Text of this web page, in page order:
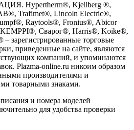
Hypertherm®, Kjellberg ®,
Trafimet®, Lincoln Electric®,
Raytools®, Fronius®, Abicor
Сварог®, Harris®, Koike®,
зарегистрированные торговые
приведенные на сайте, являются
компаний, и упоминаются
Plazma-online.ru никоим образом
производителями и
товарными знаками.
и номера моделей
для удобства проверки